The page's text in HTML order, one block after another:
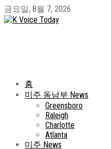
금요일, 8월 7, 2026
홈
미주 동남부 News
Greensboro
Raleigh
Charlotte
Atlanta
미주 News